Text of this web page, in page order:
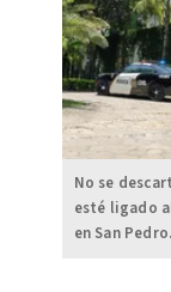
No se
esté ligado
en San